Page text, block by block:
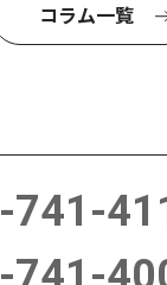
コラム一覧
741-